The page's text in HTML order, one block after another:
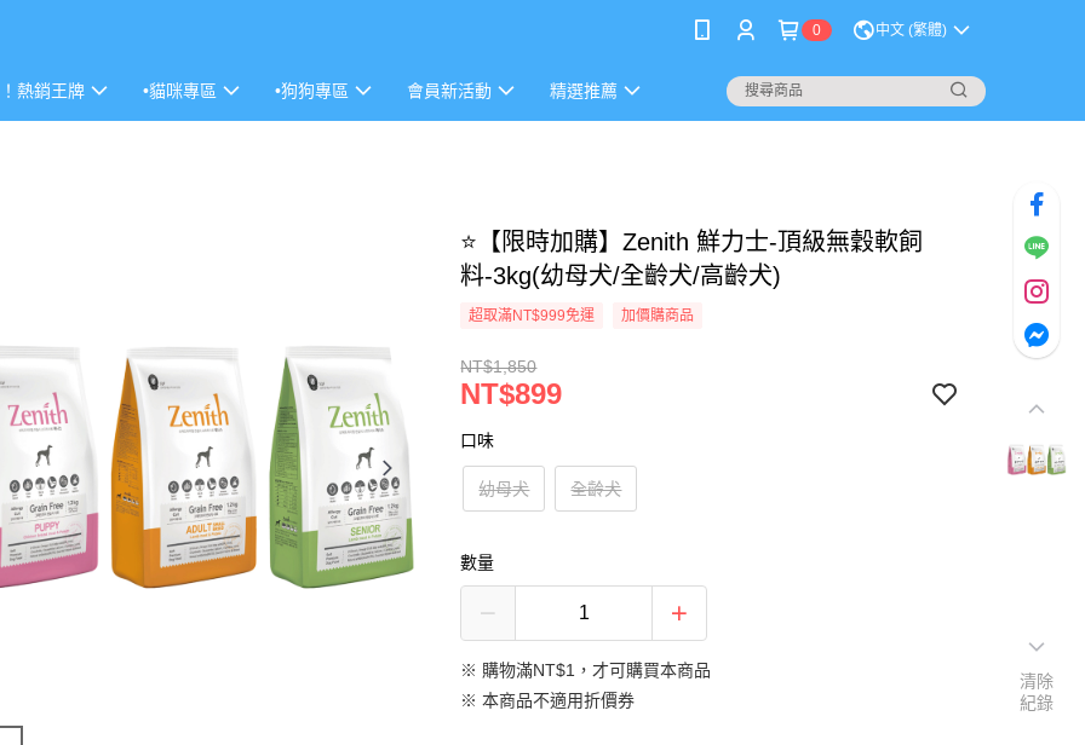
0 中文 (繁體)
熱銷王牌 •貓咪專區 •狗狗專區 會員新活動 精選推薦
⭐【限時加購】Zenith 鮮力士-頂級無穀軟飼
料-3kg(幼母犬/全齡犬/高齡犬)
超取滿NT$999免運 加價購商品
NT$1,850
NT$899
口味
幼母犬 全齡犬
數量
※ 購物滿NT$1，才可購買本商品
※ 本商品不適用折價券
清除
紀錄